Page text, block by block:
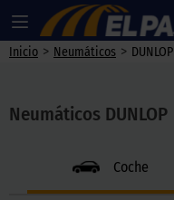
Inicio > Neumáticos > DUNLOP
Neumáticos DUNLOP
Coche